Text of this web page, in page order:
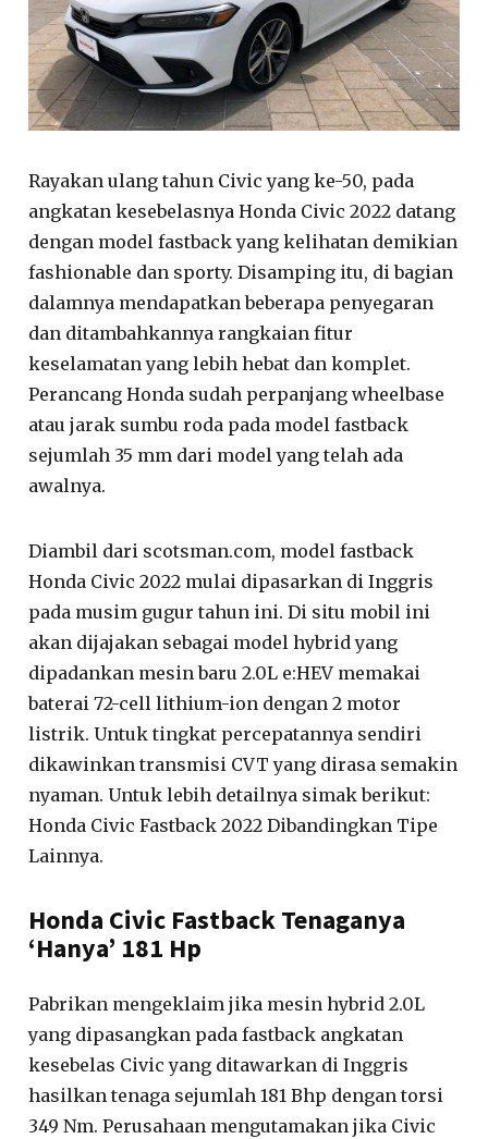
Rayakan ulang tahun Civic yang ke-50, pada
angkatan kesebelasnya Honda Civic 2022 datang
dengan model fastback yang kelihatan demikian
fashionable dan sporty. Disamping itu, di bagian
dalamnya mendapatkan beberapa penyegaran
dan ditambahkannya rangkaian fitur
keselamatan yang lebih hebat dan komplet.
Perancang Honda sudah perpanjang wheelbase
atau jarak sumbu roda pada model fastback
sejumlah 35 mm dari model yang telah ada
awalnya.
Diambil dari scotsman.com, model fastback
Honda Civic 2022 mulai dipasarkan di Inggris
pada musim gugur tahun ini. Di situ mobil ini
akan dijajakan sebagai model hybrid yang
dipadankan mesin baru 2.0L e:HEV memakai
baterai 72-cell lithium-ion dengan 2 motor
listrik. Untuk tingkat percepatannya sendiri
dikawinkan transmisi CVT yang dirasa semakin
nyaman. Untuk lebih detailnya simak berikut:
Honda Civic Fastback 2022 Dibandingkan Tipe
Lainnya.
Honda Civic Fastback Tenaganya
‘Hanya’ 181 Hp
Pabrikan mengeklaim jika mesin hybrid 2.0L
yang dipasangkan pada fastback angkatan
kesebelas Civic yang ditawarkan di Inggris
hasilkan tenaga sejumlah 181 Bhp dengan torsi
349 Nm. Perusahaan mengutamakan jika Civic